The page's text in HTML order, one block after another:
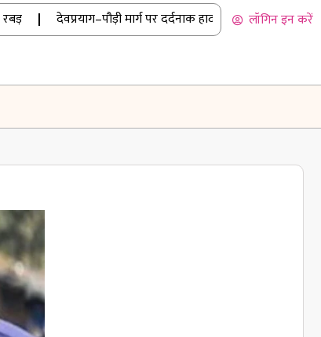
| देवप्रयाग–पौड़ी मार्ग पर दर्दनाक हादसा: कार खाई में गिरी, पांच
लॉगिन इन करें